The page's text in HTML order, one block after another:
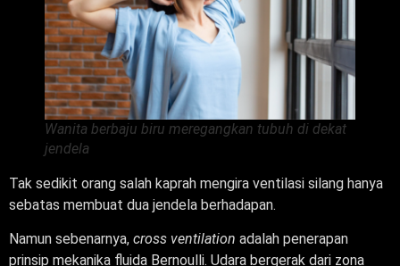
Wanita berbaju biru meregangkan tubuh di dekat
jendela
Tak sedikit orang salah kaprah mengira ventilasi silang hanya
sebatas membuat dua jendela berhadapan.
Namun sebenarnya, cross ventilation adalah penerapan
prinsip mekanika fluida Bernoulli. Udara bergerak dari zona